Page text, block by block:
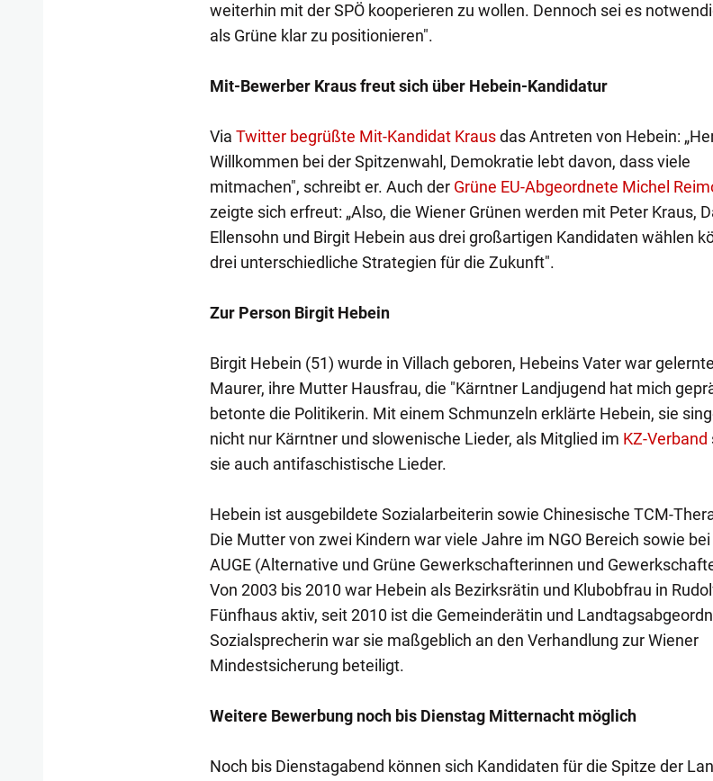
weiterhin mit der SPÖ kooperieren zu wollen. Dennoch sei es
als Grüne klar zu positionieren".
Mit-Bewerber Kraus freut sich über Hebein-Kandidatur
Via Twitter begrüßte Mit-Kandidat Krausdas Antreten von Hebein:
Willkommen bei der Spitzenwahl, Demokratie lebt davon, dass viele
mitmachen", schreibt er. Auch der Grüne EU-Abgeordnete Michel
zeigte sich erfreut: „Also, die Wiener Grünen werden mit Peter Kraus,
Ellensohn und Birgit Hebein aus drei großartigen Kandidaten wählen
drei unterschiedliche Strategien für die Zukunft".
Zur Person Birgit Hebein
Birgit Hebein (51) wurde in Villach geboren, Hebeins Vater war
Maurer, ihre Mutter Hausfrau, die "Kärntner Landjugend hat mich
betonte die Politikerin. Mit einem Schmunzeln erklärte Hebein, sie
nicht nur Kärntner und slowenische Lieder, als Mitglied im KZ-Verband
sie auch antifaschistische Lieder.
Hebein ist ausgebildete Sozialarbeiterin sowie Chinesische TCM-
Die Mutter von zwei Kindern war viele Jahre im NGO Bereich sowie
AUGE (Alternative und Grüne Gewerkschafterinnen und
Von 2003 bis 2010 war Hebein als Bezirksrätin und Klubobfrau in
Fünfhaus aktiv, seit 2010 ist die Gemeinderätin und
Sozialsprecherin war sie maßgeblich an den Verhandlung zur Wiener
Mindestsicherung beteiligt.
Weitere Bewerbung noch bis Dienstag Mitternacht möglich
Noch bis Dienstagabend können sich Kandidaten für die Spitze der